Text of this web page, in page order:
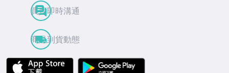
買賣即時溝通
商品到貨動態
APP Store